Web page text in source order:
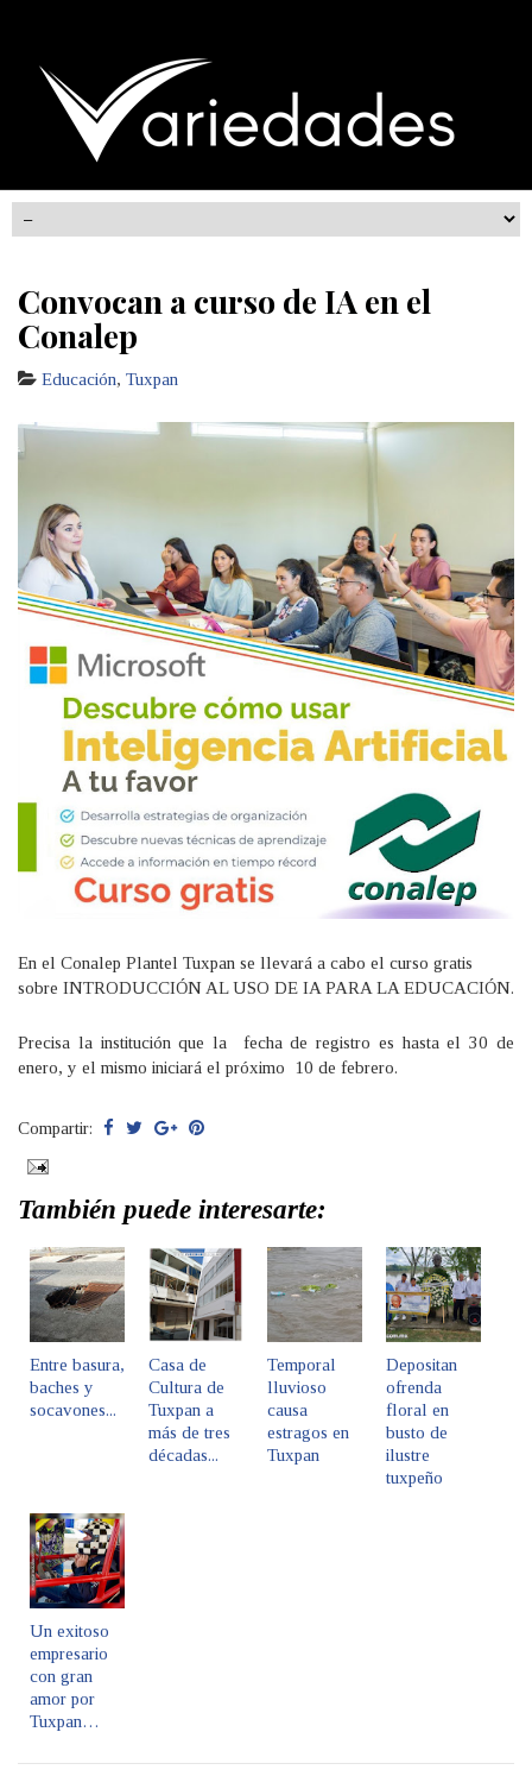
Convocan a curso de IA en el
Conalep
Educación, Tuxpan
En el Conalep Plantel Tuxpan se llevará a cabo el curso gratis
sobre INTRODUCCIÓN AL USO DE IA PARA LA EDUCACIÓN.
Precisa la institución que la fecha de registro es hasta el 30 de
enero, y el mismo iniciará el próximo 10 de febrero.
Compartir:
También puede interesarte:
Entre basura,
baches y
socavones...
Casa de
Cultura de
Tuxpan a
más de tres
décadas...
Temporal
lluvioso
causa
estragos en
Tuxpan
Depositan
ofrenda
floral en
busto de
ilustre
tuxpeño
Un exitoso
empresario
con gran
amor por
Tuxpan…